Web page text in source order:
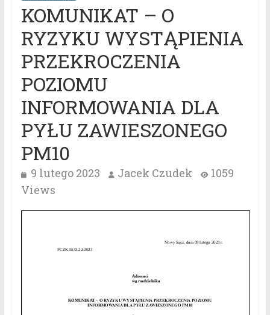
KOMUNIKAT – O
RYZYKU WYSTĄPIENIA
PRZEKROCZENIA
POZIOMU
INFORMOWANIA DLA
PYŁU ZAWIESZONEGO
PM10
9 lutego 2023 Jacek Czudek
1059
Views